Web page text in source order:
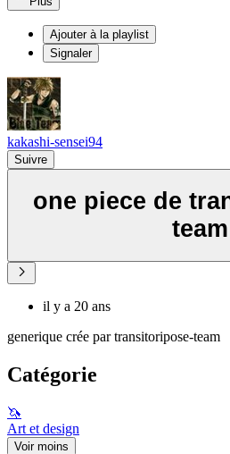
Ajouter à la playlist
Signaler
kakashi-sensei94
Suivre
one piece de
team
il y a 20 ans
generique crée par transitoripose-team
Catégorie
🦄
Art et design
Voir moins